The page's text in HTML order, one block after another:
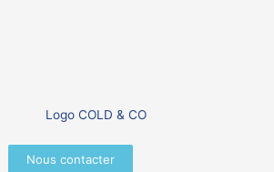
Nous contacter